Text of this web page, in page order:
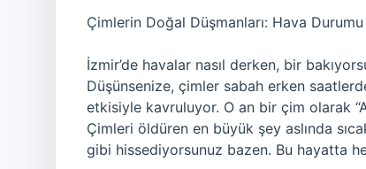
Çimlerin Doğal Düşmanları: Hava
İzmir’de havalar nasıl derken, bir
Düşünsenize, çimler sabah erken
etkisiyle kavruluyor. O an bir çim olarak
Çimleri öldüren en büyük şey aslında
gibi hissediyorsunuz bazen. Bu hayatta